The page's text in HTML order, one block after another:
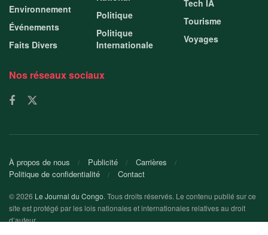
Environnement
Événements
Faits Divers
Politique
Politique
Internationale
Tech IA
Tourisme
Voyages
Nos réseaux sociaux
À propos de nous Publicité
Carrières
Politique de confidentialité
Contact
© 2026 Le Journal du Congo. Tous droits réservés. Le contenu publié sur ce
site est protégé par les lois nationales et internationales relatives au droit
d’auteur.